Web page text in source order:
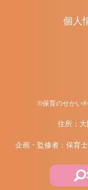
個人
©保育のせかい®
住所：
企画・監修者：保育